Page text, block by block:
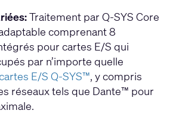
Traitement par Q-SYS Core
comprenant 8
pour cartes E/S qui
par n’importe quelle
E/S Q-SYS™, y compris
réseaux tels que Dante™ pour